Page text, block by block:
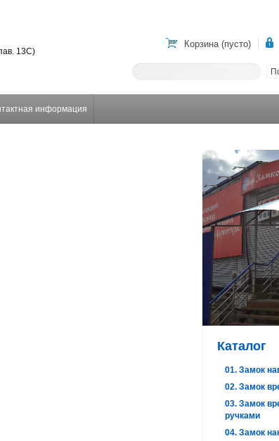
Корзина (пусто)
13С)
информация
Каталог
01. Замок
02. Замок
03. Замок
ручками
04. Замок